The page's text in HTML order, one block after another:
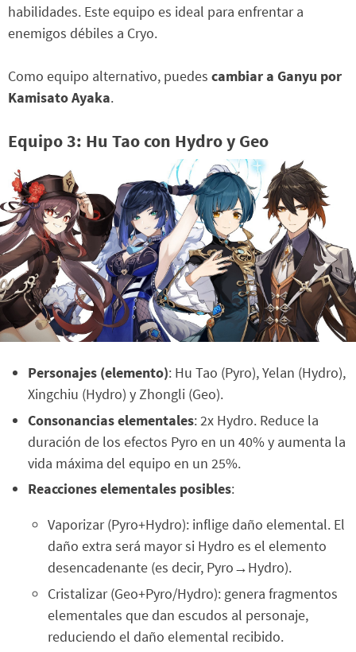
habilidades. Este equipo es ideal para enfrentar a
enemigos débiles a Cryo.
Como equipo alternativo, puedes cambiar a Ganyu por
Kamisato Ayaka.
Equipo 3: Hu Tao con Hydro y Geo
Personajes (elemento): Hu Tao (Pyro), Yelan (Hydro),
Xingchiu (Hydro) y Zhongli (Geo).
Consonancias elementales: 2x Hydro. Reduce la
duración de los efectos Pyro en un 40% y aumenta la
vida máxima del equipo en un 25%.
Reacciones elementales posibles:
Vaporizar (Pyro+Hydro): inflige daño elemental. El
daño extra será mayor si Hydro es el elemento
desencadenante (es decir, Pyro→Hydro).
Cristalizar (Geo+Pyro/Hydro): genera fragmentos
elementales que dan escudos al personaje,
reduciendo el daño elemental recibido.